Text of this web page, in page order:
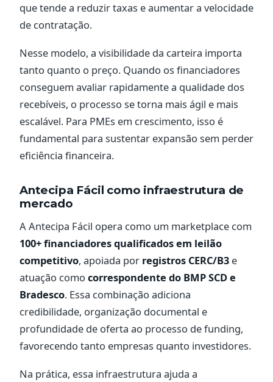
que tende a reduzir taxas e aumentar a velocidade
de contratação.
Nesse modelo, a visibilidade da carteira importa
tanto quanto o preço. Quando os financiadores
conseguem avaliar rapidamente a qualidade dos
recebíveis, o processo se torna mais ágil e mais
escalável. Para PMEs em crescimento, isso é
fundamental para sustentar expansão sem perder
eficiência financeira.
Antecipa Fácil como infraestrutura de
mercado
A Antecipa Fácil opera como um marketplace com
100+ financiadores qualificados em leilão
competitivo, apoiada por registros CERC/B3 e
atuação como correspondente do BMP SCD e
Bradesco. Essa combinação adiciona
credibilidade, organização documental e
profundidade de oferta ao processo de funding,
favorecendo tanto empresas quanto investidores.
Na prática, essa infraestrutura ajuda a